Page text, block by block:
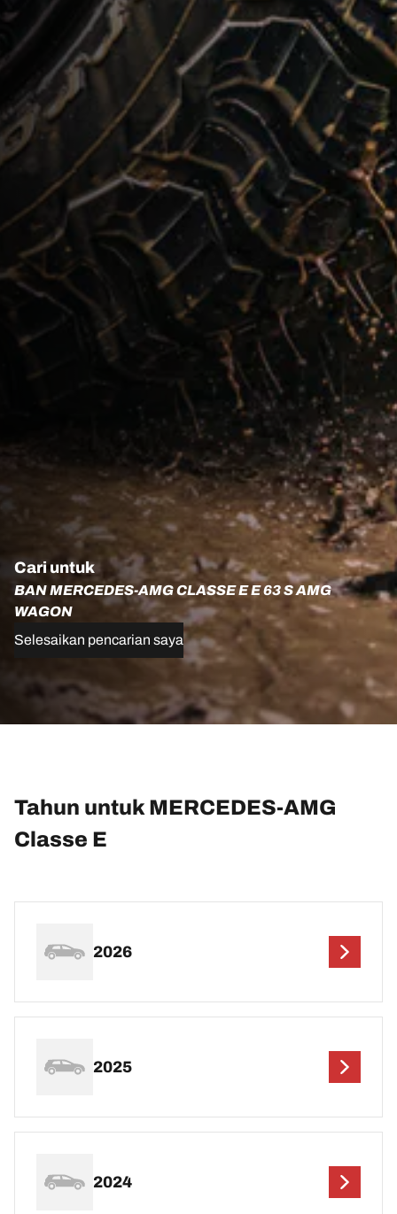
Cari untuk
BAN MERCEDES-AMG CLASSE E E 63 S AMG
WAGON
Selesaikan pencarian saya
Tahun untuk MERCEDES-AMG
Classe E
2026
2025
2024